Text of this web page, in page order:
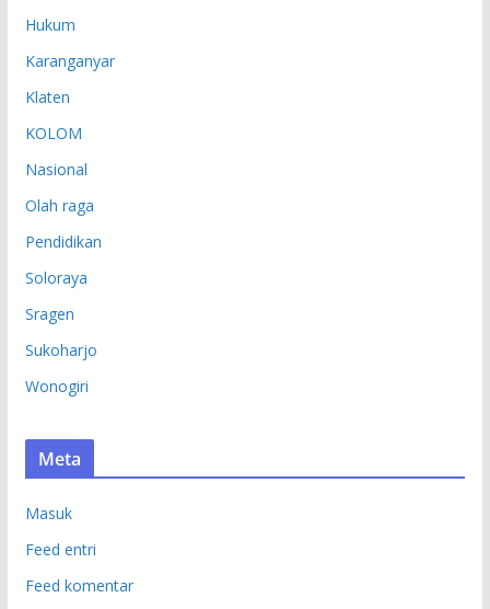
Hukum
Karanganyar
Klaten
KOLOM
Nasional
Olah raga
Pendidikan
Soloraya
Sragen
Sukoharjo
Wonogiri
Meta
Masuk
Feed entri
Feed komentar